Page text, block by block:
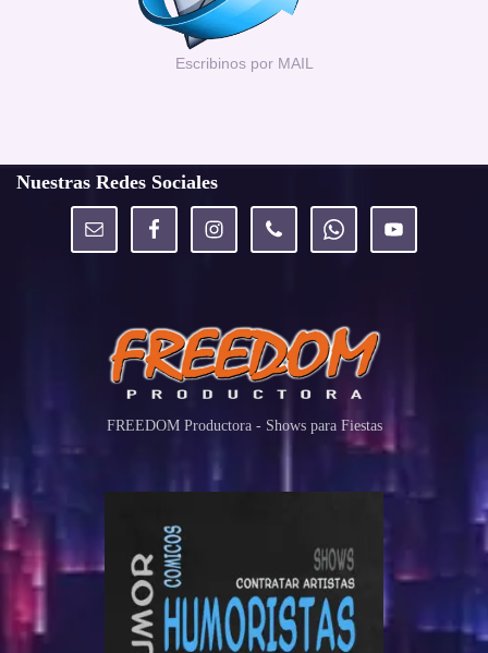
Escribinos por MAIL
Nuestras Redes Sociales
FREEDOM Productora - Shows para Fiestas